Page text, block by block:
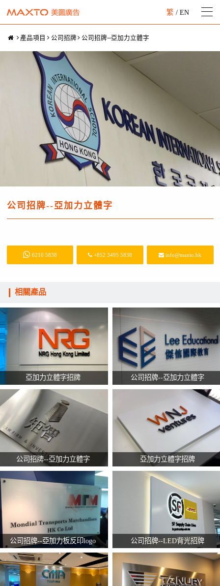
繁 / EN
產品項目 公司招牌 公司招牌--亞加力立體字
公司招牌--亞加力立體字
6210 5838 +852 3495 5838 info@maxto.hk
相關產品
亞加力立體字招牌 公司招牌--亞加力立體字
公司招牌--亞加力立體字 亞加力立體字招牌
公司招牌--亞加力板反印logo 公司招牌--LED背光招牌